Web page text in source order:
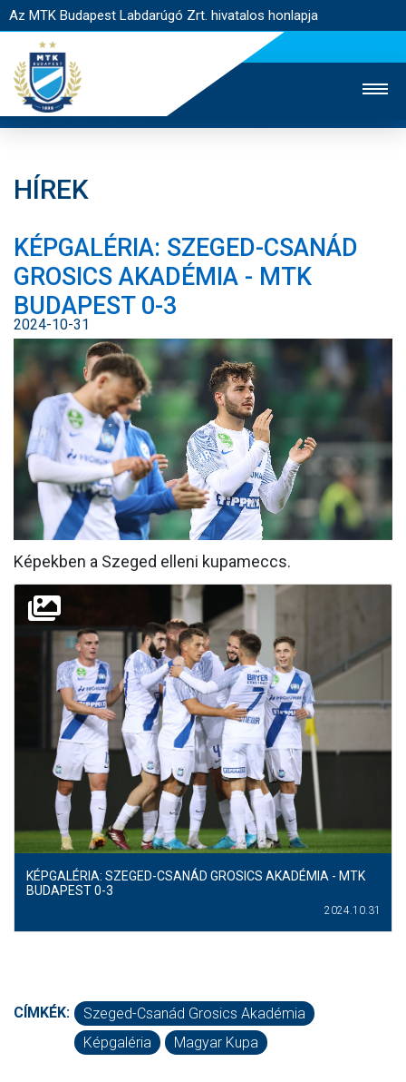
Az MTK Budapest Labdarúgó Zrt. hivatalos honlapja
JEGYÉRTÉKESÍTÉS
WEBSHOP
STADION
EGYESÜLET
KAPCSOLAT
NYITÓLAP
HÍREK
CSAPATOK
MÉRKŐZÉSEK
KLUB
GALÉRIA
SZURKOLÓI ÉLMÉNYEK
HÍREK
KÉPGALÉRIA: SZEGED-CSANÁD
GROSICS AKADÉMIA - MTK
BUDAPEST 0-3
2024-10-31
Képekben a Szeged elleni kupameccs.
KÉPGALÉRIA: SZEGED-CSANÁD GROSICS AKADÉMIA - MTK
BUDAPEST 0-3
2024.10.31
CÍMKÉK:
Szeged-Csanád Grosics Akadémia
Képgaléria
Magyar Kupa